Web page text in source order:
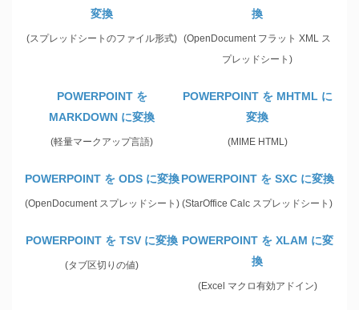
変換
(スプレッドシートのファイル形式)
換
(OpenDocument フラット XML ス
プレッドシート)
POWERPOINT を
MARKDOWN に変換
(軽量マークアップ言語)
POWERPOINT を MHTML に
変換
(MIME HTML)
POWERPOINT を ODS に変換
(OpenDocument スプレッドシート)
POWERPOINT を SXC に変換
(StarOffice Calc スプレッドシート)
POWERPOINT を TSV に変換
(タブ区切りの値)
POWERPOINT を XLAM に変
換
(Excel マクロ有効アドイン)